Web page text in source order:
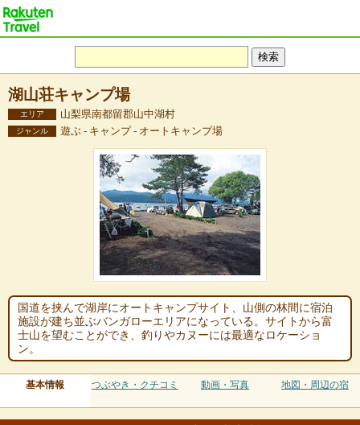
湖山荘キャンプ場
エリア 山梨県南都留郡山中湖村
ジャンル 遊ぶ - キャンプ - オートキャンプ場
国道を挟んで湖岸にオートキャンプサイト、山側の林間に宿泊
施設が建ち並ぶバンガローエリアになっている。サイトから富
士山を望むことができ、釣りやカヌーには最適なロケーショ
ン。
基本情報 つぶやき・クチコミ 動画・写真 地図・周辺の宿